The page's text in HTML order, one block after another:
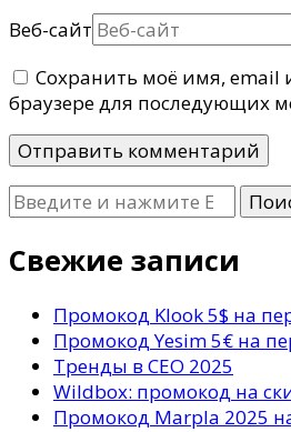
Веб-сайт
Сохранить моё имя, email
браузере для последующих
Ищите
что-
то?
Свежие записи
Промокод Klook 5$ на
Промокод Yesim 5€ на
Тренды в СЕО 2025
Wildbox: промокод на
Промокод Marpla 2025